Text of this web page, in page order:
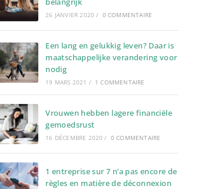
26 JANVIER 2020 / 0 COMMENTAIRE
Een lang en gelukkig leven? Daar is
maatschappelijke verandering voor
nodig
19 MARS 2021 / 1 COMMENTAIRE
Vrouwen hebben lagere financiële
gemoedsrust
16 DÉCEMBRE 2020 / 0 COMMENTAIRE
1 entreprise sur 7 n’a pas encore de
règles en matière de déconnexion